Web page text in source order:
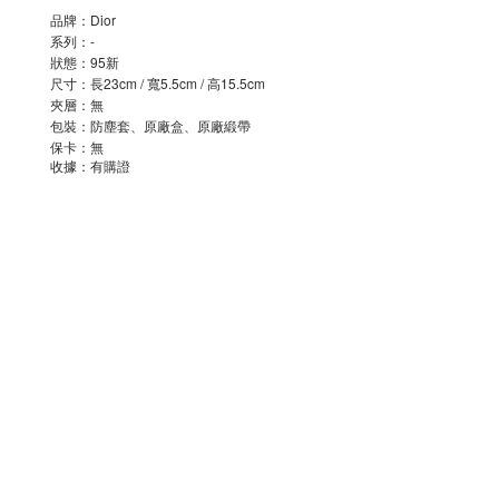
品牌：Dior
系列：-
狀態：95新
尺寸：長23cm / 寬5.5cm / 高15.5cm
夾層：無
包裝：防塵套、原廠盒、原廠緞帶
保卡：無
收據：有購證